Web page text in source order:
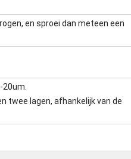
en sproei dan meteen een
twee lagen, afhankelijk van de